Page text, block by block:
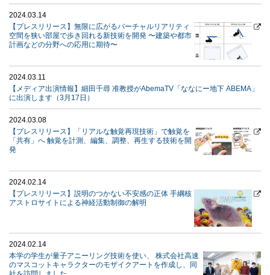
2024.03.14
【プレスリリース】無限に広がるバーチャルリアリティ
空間を狭い部屋で歩き回れる新技術を開発 〜建築や都市
計画などの分野への応用に期待〜
2024.03.11
【メディア出演情報】細田千尋 准教授がAbemaTV「ななにー地下 ABEMA」
に出演します（3月17日）
2024.03.08
【プレスリリース】「リアルな触覚再現技術」で触覚を
「共有」へ 触覚を計測、編集、調整、再生する技術を開
発
2024.02.14
【プレスリリース】説明のつかない不安感の正体 手綱核
アストロサイトによる神経活動制御の解明
2024.02.14
本学の学生が量子アニーリング技術を使い、 株式会社高速
のマスコットキャラクターのモザイクアートを作成し、同